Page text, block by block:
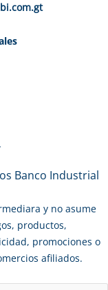
Banco Industrial
y no asume
productos,
promociones o
afiliados.